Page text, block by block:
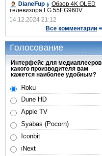
DianeFup
Обзор 4K OLED
телевизора LG 55EG960V
14.12.2024 21:12
Все комментарии
Голосование
Интерфейс для медиаплееров
какого производителя вам
кажется наиболее удобным?
Roku
Dune HD
Apple TV
Syabas (Pocorn)
Iconbit
iNext